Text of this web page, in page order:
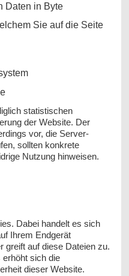
Daten in Byte
Sie auf die Seite
statistischen
der Website. Der
vor, die Server-
sollten konkrete
Nutzung hinweisen.
Dabei handelt es sich
Ihrem Endgerät
greift auf diese Dateien zu.
sich die
dieser Website.